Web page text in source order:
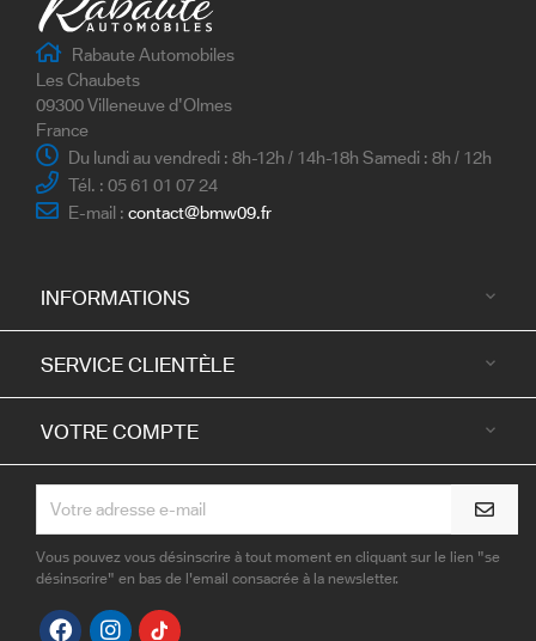
Rabaute Automobiles
Les Chaubets
09300 Villeneuve d'Olmes
France
Du lundi au vendredi : 8h-12h / 14h-18h Samedi : 8h / 12h
Tél. : 05 61 01 07 24
E-mail : contact@bmw09.fr
INFORMATIONS 
SERVICE CLIENTÈLE 
VOTRE COMPTE 
Vous pouvez vous désinscrire à tout moment en cliquant sur le lien "se
désinscrire" en bas de l'email consacrée à la newsletter.